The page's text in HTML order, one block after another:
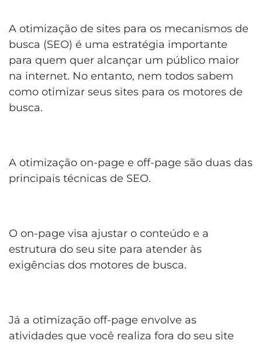
A otimização de sites para os mecanismos de
busca (SEO) é uma estratégia importante
para quem quer alcançar um público maior
na internet. No entanto, nem todos sabem
como otimizar seus sites para os motores de
busca.
A otimização on-page e off-page são duas das
principais técnicas de SEO.
O on-page visa ajustar o conteúdo e a
estrutura do seu site para atender às
exigências dos motores de busca.
Já a otimização off-page envolve as
atividades que você realiza fora do seu site